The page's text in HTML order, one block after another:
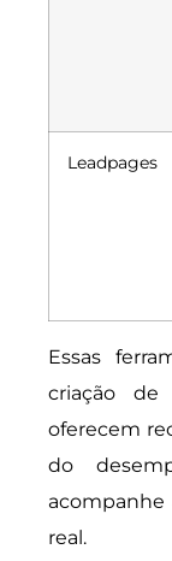
Leadpages
Essas
criação de
oferecem
do
real.